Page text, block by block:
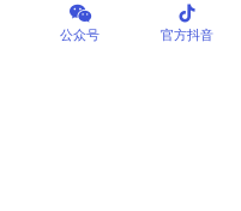
公众号
tiktok
官方抖音